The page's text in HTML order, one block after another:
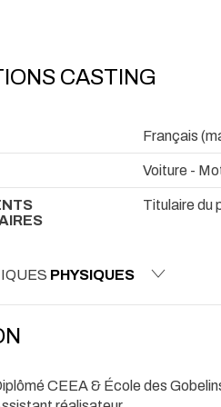
CASTING
Français
Voiture -
Titulaire du
PHYSIQUES
CEEA & École des